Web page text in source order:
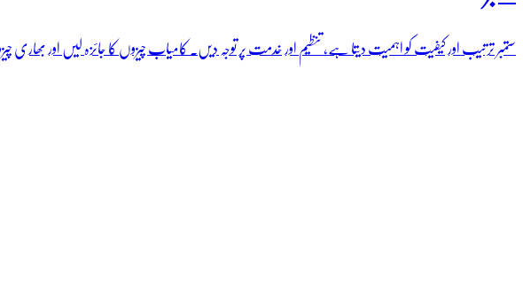
ستمبر ترتیب اور کیفیت کو اہمیت دیتا ہے، تنظیم اور خدمت پر توجہ دیں۔ کامیاب چیزوں کا جائزہ لیں اور بھاری